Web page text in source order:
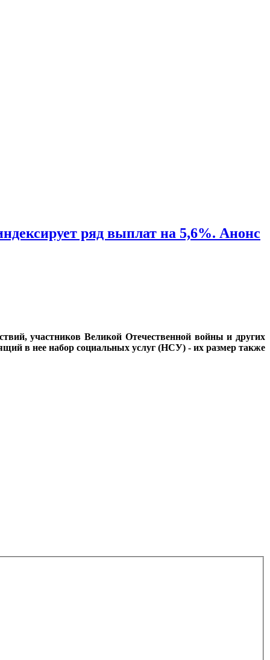
ряд выплат на 5,6%. Анонс
участников Великой Отечественной войны и других
в нее набор социальных услуг (НСУ) - их размер также